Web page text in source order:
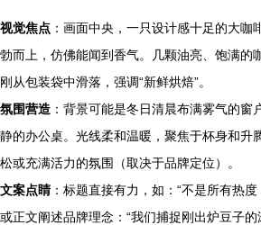
视觉焦点 ：画面中央，一只设计感十足的大咖
勃而上，仿佛能闻到香气。几颗油亮、饱满的
刚从包装袋中滑落，强调“新鲜烘焙”。
氛围营造 ：背景可能是冬日清晨布满雾气的窗
静的办公桌。光线柔和温暖，聚焦于杯身和升
松或充满活力的氛围（取决于品牌定位）。
文案点睛：标题直接有力，如：“不是所有热
或正文阐述品牌理念：“我们捕捉刚出炉豆子的